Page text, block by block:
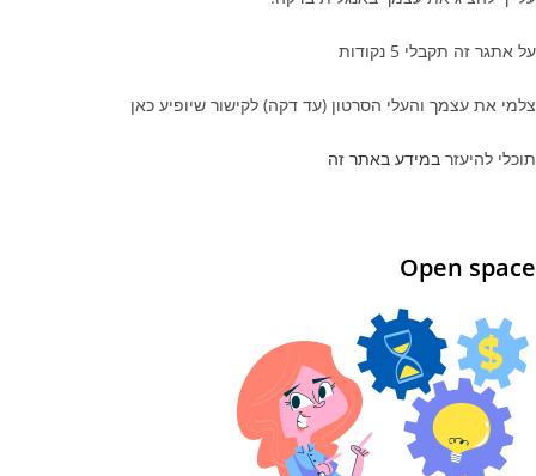
על אתגר זה תקבלי 5 נקודות
צלמי את עצמך והעלי הסרטון (עד דקה) לקישור שיופיע כאן
תוכלי להיעזר במידע באתר זה
Open space